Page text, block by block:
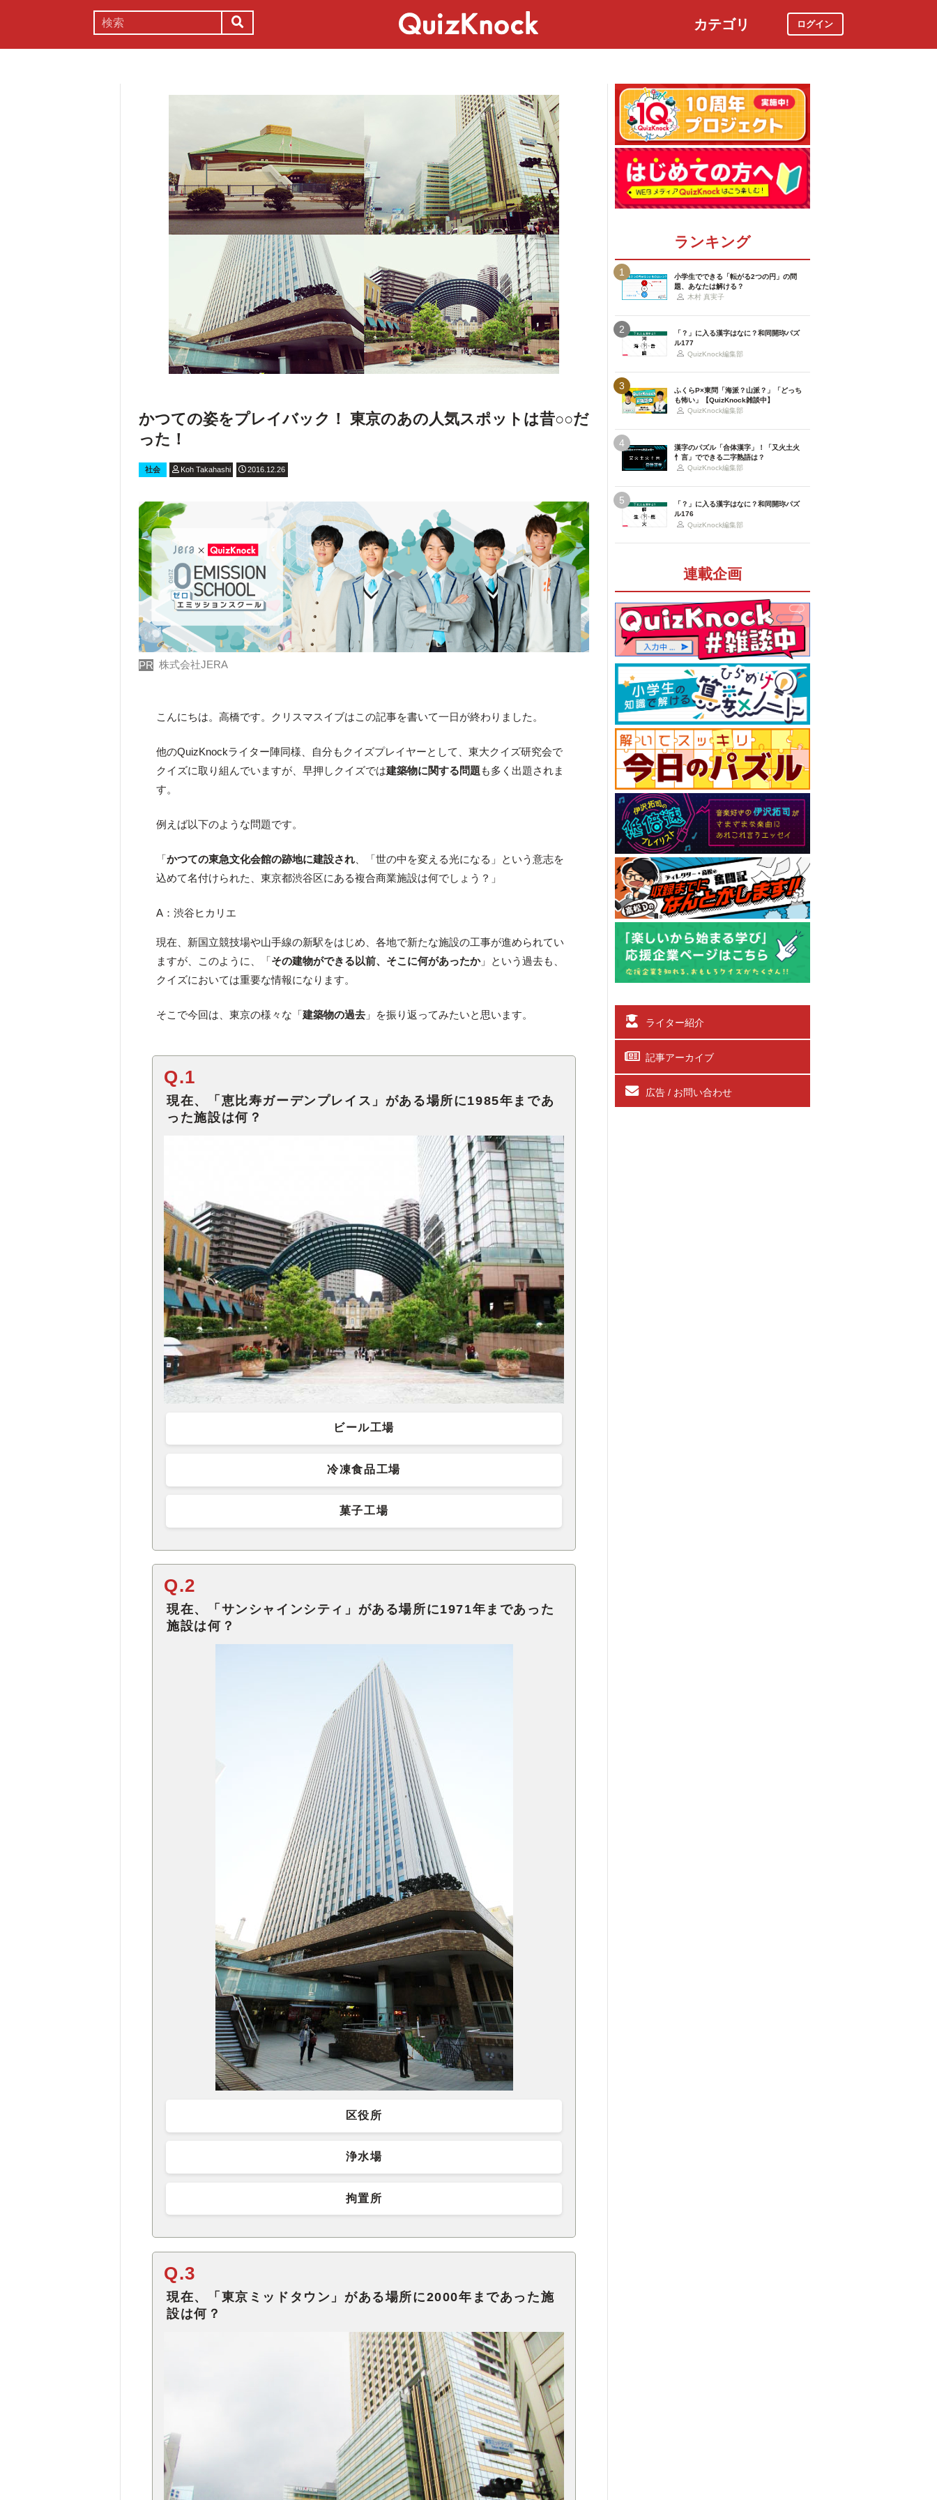
カテゴリ ログイン
かつての姿をプレイバック！ 東京のあの人気スポットは昔○○だ
った！
社会 Koh Takahashi 2016.12.26
PR 株式会社JERA
こんにちは。高橋です。クリスマスイブはこの記事を書いて一日が終わりました。
他のQuizKnockライター陣同様、自分もクイズプレイヤーとして、東大クイズ研究会で
クイズに取り組んでいますが、早押しクイズでは建築物に関する問題 も多く出題されま
す。
例えば以下のような問題です。
「かつての東急文化会館の跡地に建設され 、「世の中を変える光になる」という意志を
込めて名付けられた、東京都渋谷区にある複合商業施設は何でしょう？」
A：渋谷ヒカリエ
現在、新国立競技場や山手線の新駅をはじめ、各地で新たな施設の工事が進められてい
ますが、このように、「その建物ができる以前、そこに何があったか」という過去も、
クイズにおいては重要な情報になります。
そこで今回は、東京の様々な「建築物の過去 」を振り返ってみたいと思います。
Q.1
現在、「恵比寿ガーデンプレイス」がある場所に1985年まであ
った施設は何？
ビール工場
冷凍食品工場
菓子工場
Q.2
現在、「サンシャインシティ」がある場所に1971年まであった
施設は何？
区役所
浄水場
拘置所
Q.3
現在、「東京ミッドタウン」がある場所に2000年まであった施
設は何？
ランキング
1
小学生でできる「転がる2つの円」の問
題、あなたは解ける？
木村 真実子
2
「？」に入る漢字はなに？和同開珎パズ
ル177
QuizKnock編集部
3
ふくらP×東問「海派？山派？」「どっち
も怖い」【QuizKnock雑談中】
QuizKnock編集部
4
漢字のパズル「合体漢字」！「又火土火
忄言」でできる二字熟語は？
QuizKnock編集部
5
「？」に入る漢字はなに？和同開珎パズ
ル176
QuizKnock編集部
連載企画
ライター紹介
記事アーカイブ
広告 / お問い合わせ